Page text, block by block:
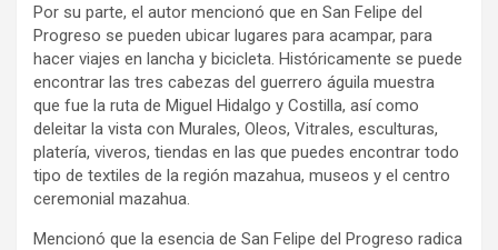
Por su parte, el autor mencionó que en San Felipe del
Progreso se pueden ubicar lugares para acampar, para
hacer viajes en lancha y bicicleta. Históricamente se puede
encontrar las tres cabezas del guerrero águila muestra
que fue la ruta de Miguel Hidalgo y Costilla, así como
deleitar la vista con Murales, Oleos, Vitrales, esculturas,
platería, viveros, tiendas en las que puedes encontrar todo
tipo de textiles de la región mazahua, museos y el centro
ceremonial mazahua.
Mencionó que la esencia de San Felipe del Progreso radica